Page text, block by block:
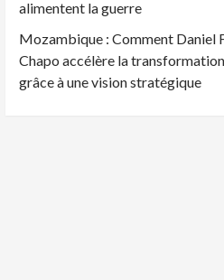
alimentent la guerre
Mozambique : Comment Daniel
Chapo accélère la
grâce à une vision stratégique